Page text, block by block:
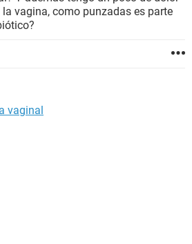
vagina, como punzadas es parte
vaginal